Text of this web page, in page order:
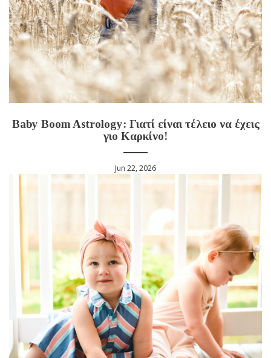
Baby Boom Astrology: Γιατί είναι τέλειο να έχεις
γιο Καρκίνο!
Jun 22, 2026